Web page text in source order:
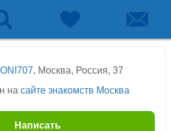
, Москва, Россия, 37
на сайте знакомств Москва
Написать